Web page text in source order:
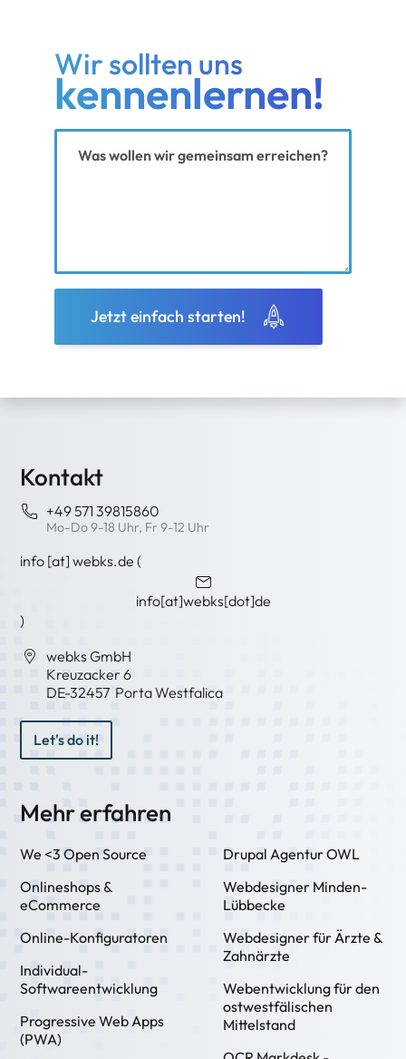
Wir sollten uns
kennenlernen!
Jetzt einfach starten!
Kontakt
+49 571 39815860
Mo-Do 9-18 Uhr, Fr 9-12 Uhr
info [at]webks.de (
info[at]webks[dot]de
)
webks GmbH
Kreuzacker 6
DE-32457 Porta Westfalica
Let's do it!
Mehr erfahren
We <3 Open Source
Onlineshops &
eCommerce
Online-Konfiguratoren
Individual-
Softwareentwicklung
Progressive Web Apps
(PWA)
Drupal Agentur OWL
Webdesigner Minden-
Lübbecke
Webdesigner für Ärzte &
Zahnärzte
Webentwicklung für den
ostwestfälischen
Mittelstand